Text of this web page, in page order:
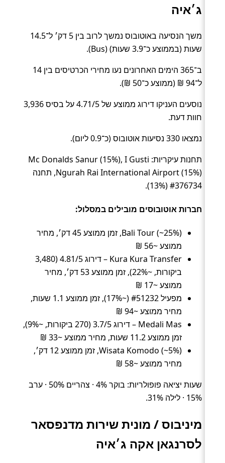
ג׳איה
משך הנסיעה באוטובוס נמשך לרוב בין 5 דק׳ ל־14.5
שעות (בממוצע כ־3.9 שעות) (Bus).
ב־365 הימים האחרונים נעו מחירי הכרטיסים בין 14
ל־94 ₪ (ממוצע כ־50 ₪).
נוסעים העניקו דירוג ממוצע של 4.71/5 על בסיס 3,936
חוות דעת.
נמצאו 330 נסיעות אוטובוס (כ־0.9 ליום).
תחנות עיקריות: Mc Donalds Sanur (15%), I Gusti
Ngurah Rai International Airport (15%), תחנה
#376734 (13%).
חברות אוטובוסים מובילים במסלול:
Bali Tour (~25%), זמן ממוצע 45 דק׳, מחיר
ממוצע ~56 ₪
Kura Kura Transfer – דירוג 4.81/5 (3,480
ביקורות, ~22%), זמן ממוצע 53 דק׳, מחיר
ממוצע ~17 ₪
מפעיל #51232 (~17%), זמן ממוצע 1.1 שעות,
מחיר ממוצע ~94 ₪
Medali Mas – דירוג 3.7/5 (270 ביקורות, ~9%),
זמן ממוצע 11.2 שעות, מחיר ממוצע ~33 ₪
Wisata Komodo (~5%), זמן ממוצע 12 דק׳,
מחיר ממוצע ~58 ₪
שעות יציאה פופולריות: בוקר 4% · צהריים 50% · ערב
15% · לילה 31%.
מיניבוס / מונית שירות מדנפסאר
לסרנגאן אקה ג׳איה